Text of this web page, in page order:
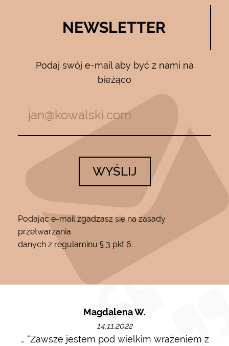
NEWSLETTER
Podaj swój e-mail aby być z nami na
bieżąco
WYŚLIJ
Podając e-mail zgadzasz się na zasady
przetwarzania
danych z regulaminu § 3 pkt 6.
Magdalena W.
14.11.2022
… “Zawsze jestem pod wielkim wrażeniem z